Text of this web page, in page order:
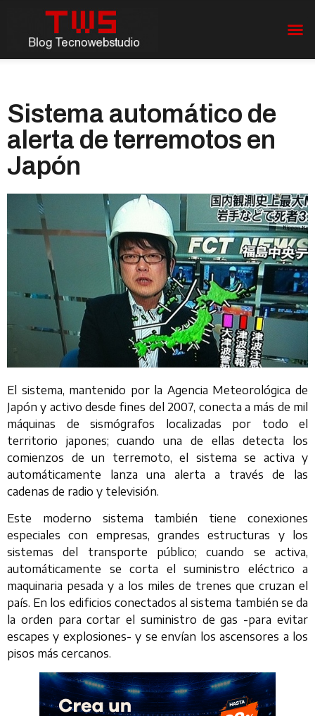
Sistema automático de
alerta de terremotos en
Japón
El sistema, mantenido por la Agencia Meteorológica de
Japón y activo desde fines del 2007, conecta a más de mil
máquinas de sismógrafos localizadas por todo el
territorio japones; cuando una de ellas detecta los
comienzos de un terremoto, el sistema se activa y
automáticamente lanza una alerta a través de las
cadenas de radio y televisión.
Este moderno sistema también tiene conexiones
especiales con empresas, grandes estructuras y los
sistemas del transporte público; cuando se activa,
automáticamente se corta el suministro eléctrico a
maquinaria pesada y a los miles de trenes que cruzan el
país. En los edificios conectados al sistema también se da
la orden para cortar el suministro de gas -para evitar
escapes y explosiones- y se envían los ascensores a los
pisos más cercanos.